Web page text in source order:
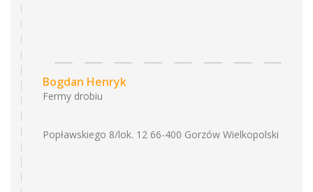
Bogdan Henryk
Fermy drobiu
Popławskiego 8/lok. 12 66-400 Gorzów Wielkopolski